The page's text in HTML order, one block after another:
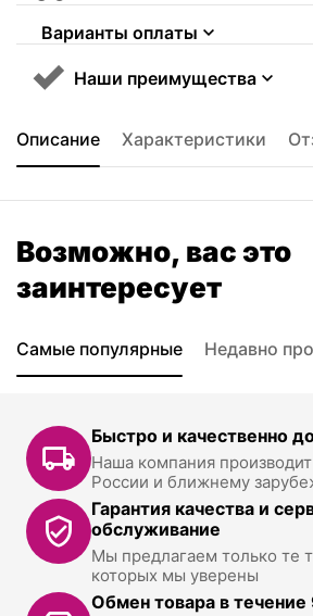
Варианты оплаты
Наши преимущества
Описание Характеристики
Возможно, вас это
заинтересует
Самые популярные Недавно
Быстро и качественно
Наша компания
России и ближнему
Гарантия качества и
обслуживание
Мы предлагаем только те
которых мы уверены
Обмен товара в течение